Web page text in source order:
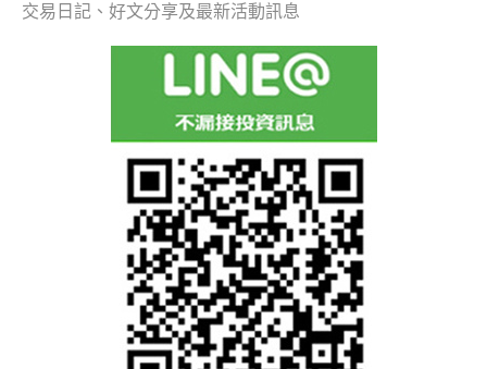
交易日記、好文分享及最新活動訊息